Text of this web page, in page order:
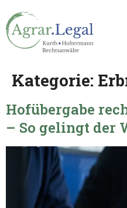
springen
Kategorie:
Hofübergabe
– So gelingt der